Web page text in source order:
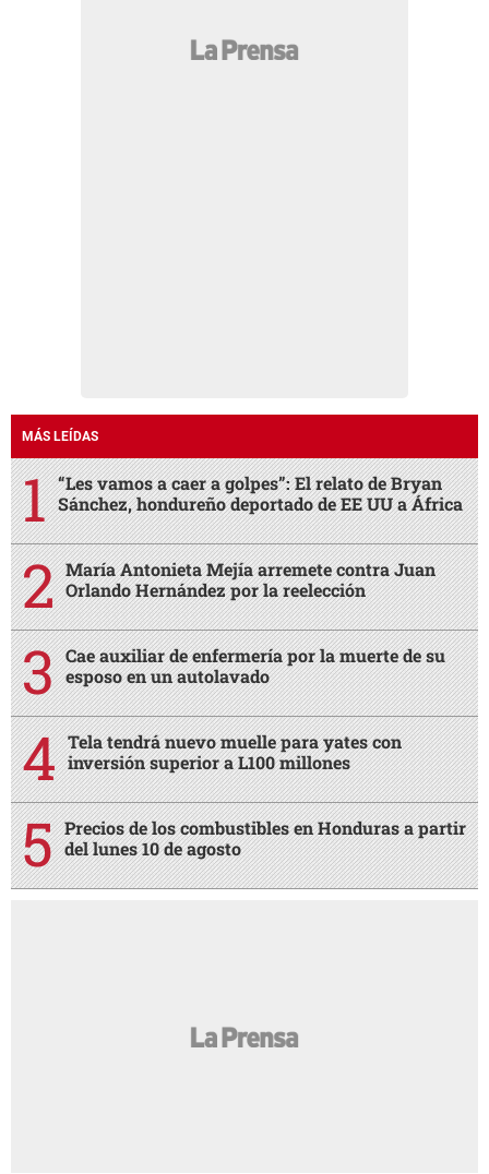
MÁS LEÍDAS
“Les vamos a caer a golpes”: El relato de Bryan
Sánchez, hondureño deportado de EE UU a África
María Antonieta Mejía arremete contra Juan
Orlando Hernández por la reelección
Cae auxiliar de enfermería por la muerte de su
esposo en un autolavado
Tela tendrá nuevo muelle para yates con
inversión superior a L100 millones
Precios de los combustibles en Honduras a partir
del lunes 10 de agosto